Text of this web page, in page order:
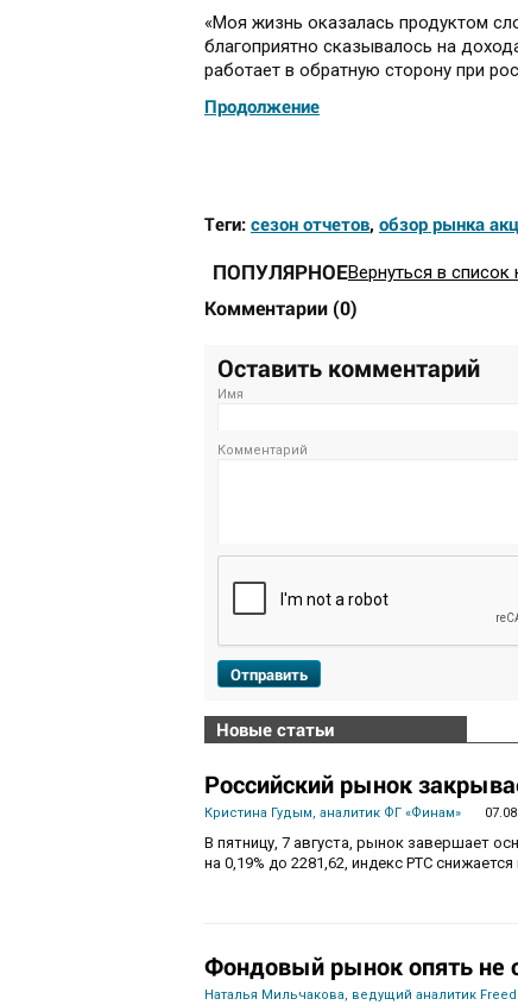
«Моя жизнь оказалась продуктом
благоприятно сказывалось на
работает в обратную сторону при
Продолжение
Теги: сезон отчетов, обзор рынка
ПОПУЛЯРНОЕВернуться в список
Комментарии (0)
Оставить комментарий
Имя
Комментарий
Отправить
Новые статьи
Российский рынок
Кристина Гудым, аналитик ФГ «Финам»
В пятницу, 7 августа, рынок завершает
на 0,19% до 2281,62, индекс РТС снижается
Фондовый рынок опять не
Наталья Мильчакова, ведущий аналитик